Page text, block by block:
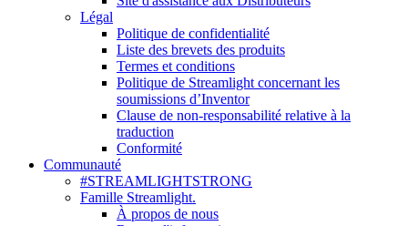
Légal
Politique de confidentialité
Liste des brevets des produits
Termes et conditions
Politique de Streamlight concernant les
soumissions d’Inventor
Clause de non-responsabilité relative à la
traduction
Conformité
Communauté
#STREAMLIGHTSTRONG
Famille Streamlight.
À propos de nous